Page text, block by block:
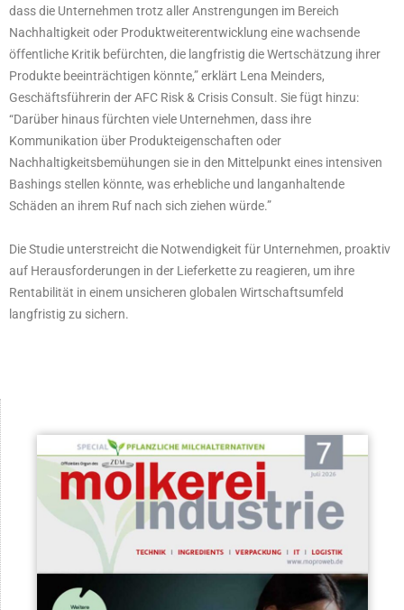
dass die Unternehmen trotz aller Anstrengungen im Bereich
Nachhaltigkeit oder Produktweiterentwicklung eine wachsende
öffentliche Kritik befürchten, die langfristig die Wertschätzung ihrer
Produkte beeinträchtigen könnte,” erklärt Lena Meinders,
Geschäftsführerin der AFC Risk & Crisis Consult. Sie fügt hinzu:
“Darüber hinaus fürchten viele Unternehmen, dass ihre
Kommunikation über Produkteigenschaften oder
Nachhaltigkeitsbemühungen sie in den Mittelpunkt eines intensiven
Bashings stellen könnte, was erhebliche und langanhaltende
Schäden an ihrem Ruf nach sich ziehen würde.”
Die Studie unterstreicht die Notwendigkeit für Unternehmen, proaktiv
auf Herausforderungen in der Lieferkette zu reagieren, um ihre
Rentabilität in einem unsicheren globalen Wirtschaftsumfeld
langfristig zu sichern.